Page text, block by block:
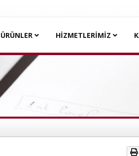
ÜRÜNLER HİZMETLERİMİZ